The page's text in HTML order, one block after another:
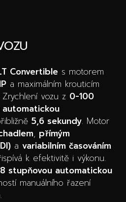
Convertible s motorem
a maximálním krouticím
Zrychlení vozu z 0-100
5,6 sekundy. Motor
, přímým
a variabilním časováním
k efektivitě i výkonu.
8 stupňovou automatickou
manuálního řazení
.